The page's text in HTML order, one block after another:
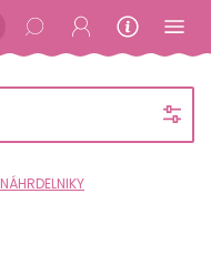
NÁHRDELNIKY